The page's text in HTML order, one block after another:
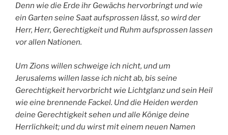
Denn wie die Erde ihr Gewächs hervorbringt und wie
ein Garten seine Saat aufsprossen lässt, so wird der
Herr, Herr, Gerechtigkeit und Ruhm aufsprossen lassen
vor allen Nationen.
Um Zions willen schweige ich nicht, und um
Jerusalems willen lasse ich nicht ab, bis seine
Gerechtigkeit hervorbricht wie Lichtglanz und sein Heil
wie eine brennende Fackel. Und die Heiden werden
deine Gerechtigkeit sehen und alle Könige deine
Herrlichkeit; und du wirst mit einem neuen Namen